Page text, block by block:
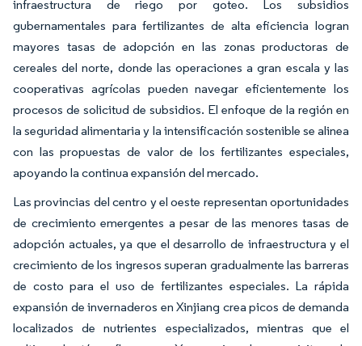
infraestructura de riego por goteo. Los subsidios
gubernamentales para fertilizantes de alta eficiencia logran
mayores tasas de adopción en las zonas productoras de
cereales del norte, donde las operaciones a gran escala y las
cooperativas agrícolas pueden navegar eficientemente los
procesos de solicitud de subsidios. El enfoque de la región en
la seguridad alimentaria y la intensificación sostenible se alinea
con las propuestas de valor de los fertilizantes especiales,
apoyando la continua expansión del mercado.
Las provincias del centro y el oeste representan oportunidades
de crecimiento emergentes a pesar de las menores tasas de
adopción actuales, ya que el desarrollo de infraestructura y el
crecimiento de los ingresos superan gradualmente las barreras
de costo para el uso de fertilizantes especiales. La rápida
expansión de invernaderos en Xinjiang crea picos de demanda
localizados de nutrientes especializados, mientras que el